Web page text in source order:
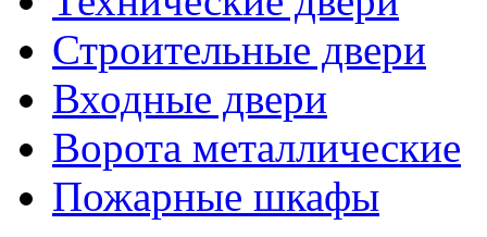
Строительные двери
Входные двери
Ворота металлические
Пожарные шкафы